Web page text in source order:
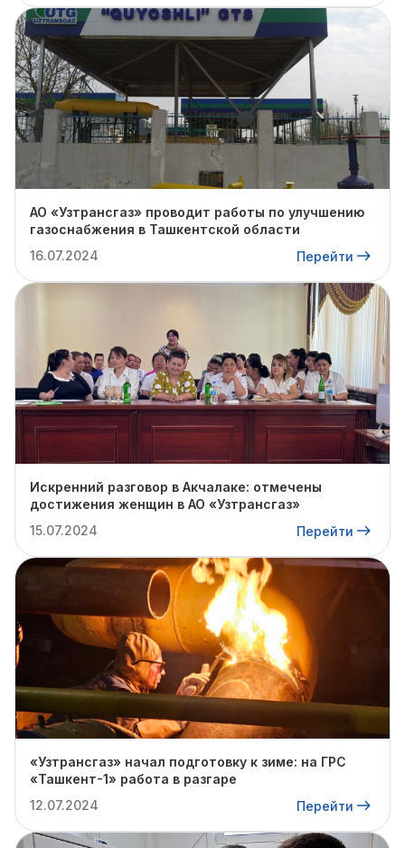
АО «Узтрансгаз» проводит работы по улучшению
газоснабжения в Ташкентской области
16.07.2024
Перейти
Искренний разговор в Акчалаке: отмечены
достижения женщин в АО «Узтрансгаз»
15.07.2024
Перейти
«Узтрансгаз» начал подготовку к зиме: на ГРС
«Ташкент-1» работа в разгаре
12.07.2024
Перейти